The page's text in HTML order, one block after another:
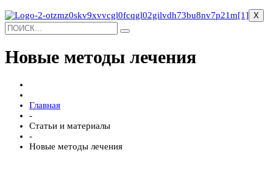
X
Новые методы лечения
Главная
-
Статьи и материалы
-
Новые методы лечения